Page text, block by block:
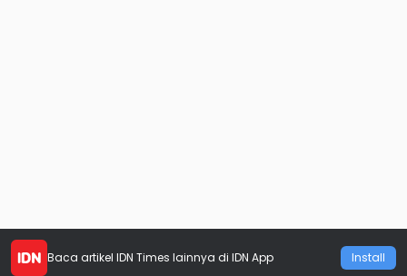
Baca artikel IDN Times lainnya di IDN App Install